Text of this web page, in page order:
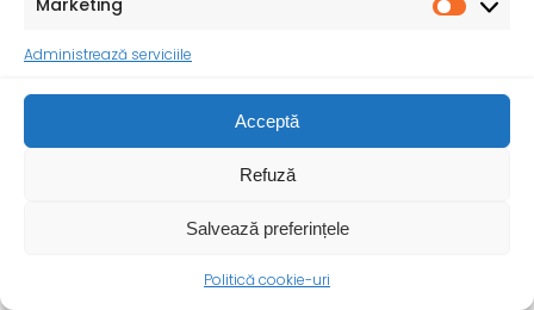
Marketing
Administrează serviciile
Acceptă
Refuză
Salvează preferințele
Politică cookie-uri